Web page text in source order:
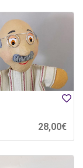
28,00€